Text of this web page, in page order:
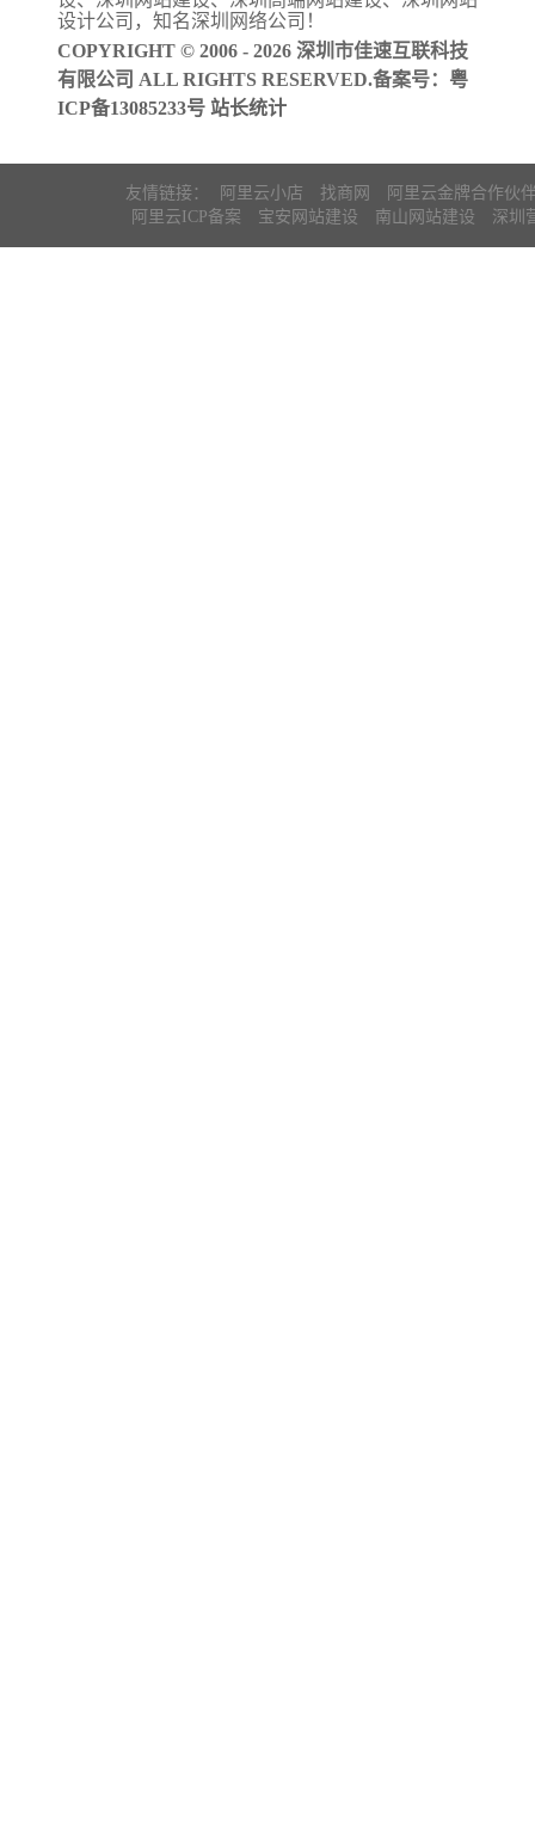
案
设计公司 ，知名深圳网络公司 ！
COPYRIGHT © 2006 - 2026 深圳市佳速互联科技
有限公司 ALL RIGHTS RESERVED.备案号： 粤
ICP备13085233号 站长统计
友情链接： 阿里云小店 找商网
阿里云金牌合作伙
阿里云ICP备案
宝安网站建设 南山网站建设 深圳